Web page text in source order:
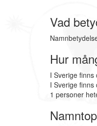
Vad
Hur
I Sverige
I Sverige
1 personer